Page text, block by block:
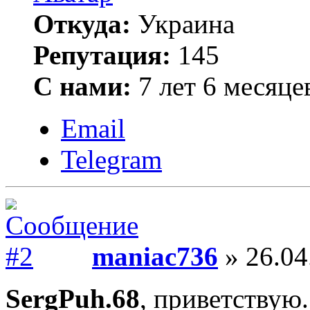
Откуда: Украина
Репутация: 145
С нами: 7 лет 6
Email
Telegram
maniac736 »
SergPuh.68,